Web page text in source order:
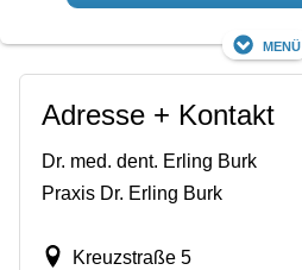
Menü
Adresse + Kontakt
Dr. med. dent. Erling Burk
Praxis Dr. Erling Burk
Kreuzstraße 5